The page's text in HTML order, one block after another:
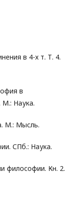
в 4-х т. Т. 4.
в
Наука.
М.: Мысль.
СПб.: Наука.
философии. Кн. 2.